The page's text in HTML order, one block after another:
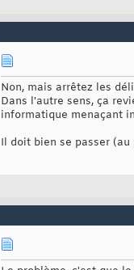
Non, mais arrêtez les
Dans l'autre sens, ça
informatique menaçant
Il doit bien se passer